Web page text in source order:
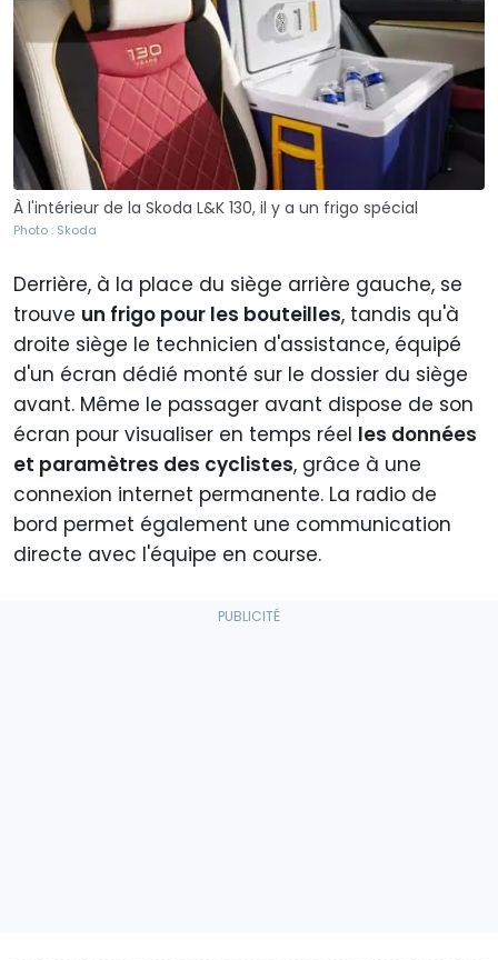
À l'intérieur de la Skoda L&K 130, il y a un frigo spécial
Photo : Skoda
Derrière, à la place du siège arrière gauche, se
trouve un frigo pour les bouteilles, tandis qu'à
droite siège le technicien d'assistance, équipé
d'un écran dédié monté sur le dossier du siège
avant. Même le passager avant dispose de son
écran pour visualiser en temps réel les données
et paramètres des cyclistes, grâce à une
connexion internet permanente. La radio de
bord permet également une communication
directe avec l'équipe en course.